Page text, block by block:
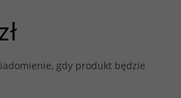
gdy produkt będzie